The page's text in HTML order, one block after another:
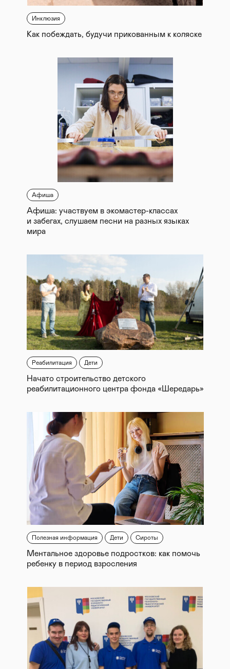
Инклюзия
Как побеждать, будучи прикованным к коляске
Афиша
Афиша: участвуем в экомастер-классах
и забегах, слушаем песни на разных языках
мира
Реабилитация Дети
Начато строительство детского
реабилитационного центра фонда «Шередарь»
Полезная информация Дети Сироты
Ментальное здоровье подростков: как помочь
ребенку в период взросления